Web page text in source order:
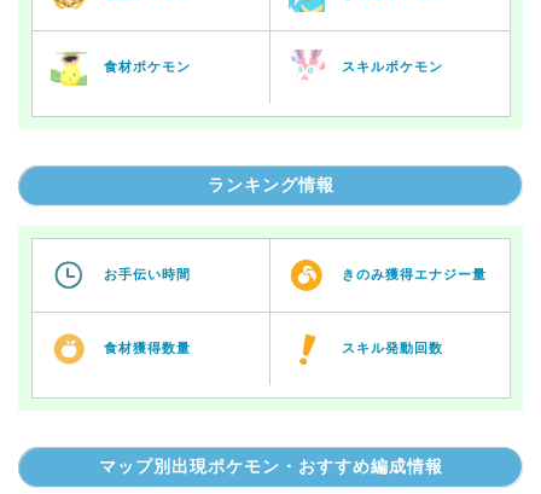
食材ポケモン スキルポケモン
ランキング情報
お手伝い時間 きのみ獲得エナジー量
食材獲得数量 スキル発動回数
マップ別出現ポケモン・おすすめ編成情報